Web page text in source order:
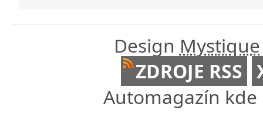
Design Mystique
ZDROJE RSS
Automagazín